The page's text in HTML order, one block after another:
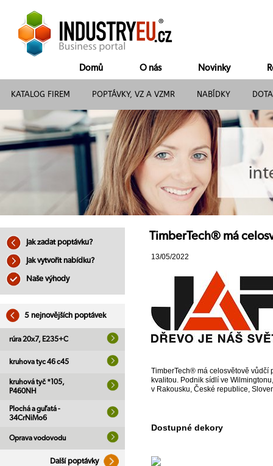
Domů O nás Novinky
KATALOG FIREM POPTÁVKY, VZ A VZMR NABÍDKY
Jak zadat poptávku?
Jak vytvořit nabídku?
Naše výhody
5 nejnovějších poptávek
rúra 20x7, E235+C
kruhova tyc 46 c45
kruhová tyč *105,
P460NH
Plochá a guľatá -
34CrNiMo6
Oprava vodovodu
Další poptávky
TimberTech® má
13/05/2022
TimberTech® má celosvětově vůdčí
kvalitou. Podnik sídlí ve
v Rakousku, České republice,
Dostupné dekory